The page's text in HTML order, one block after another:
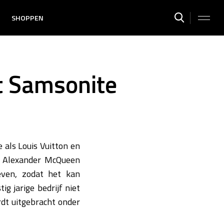
SHOPPEN
Louis Vuitton en
McQueen
zodat het kan
jarige bedrijf niet
uitgebracht onder